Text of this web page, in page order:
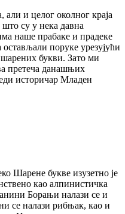
и целог околног краја
што су у нека давна
наше прабаке и прадеке
поруке урезујући
букви. Зато ми
претеча данашњих
историчар Младен
Шарене букве изузетно је
као алпинистичка
Борањи налази се и
се налази рибњак, као и